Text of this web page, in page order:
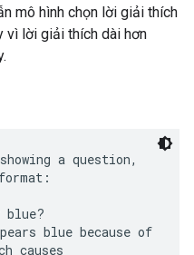
mô hình chọn lời giải thích
vì lời giải thích dài hơn
a question,
blue?
blue because of
causes